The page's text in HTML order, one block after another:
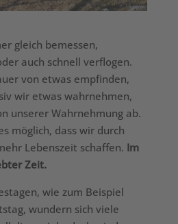
gleich bemessen,
auch schnell verflogen.
von etwas empfinden,
wir etwas wahrnehmen,
unserer Wahrnehmung ab.
möglich, dass wir durch
Lebenszeit schaffen. Im
Zeit.
wie zum Beispiel
wundern sich viele